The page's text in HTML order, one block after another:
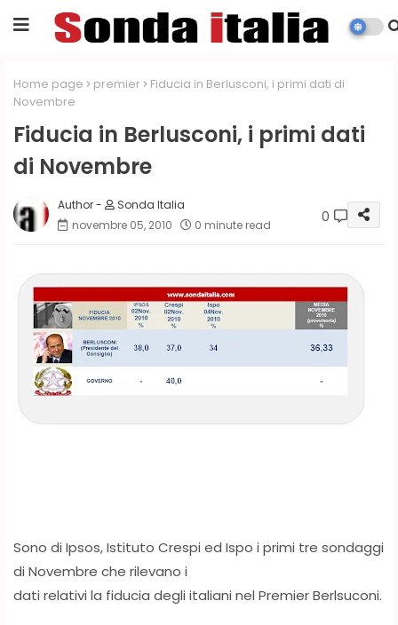
Home page premier
Fiducia in Berlusconi, i primi dati di
Novembre
Fiducia in Berlusconi, i primi dati
di Novembre
Sonda Italia
novembre 05, 2010
0 minute read 0
Sono di Ipsos, Istituto Crespi ed Ispo i primi tre sondaggi
di Novembre che rilevano i
dati relativi la fiducia degli italiani nel Premier Berlsuconi.